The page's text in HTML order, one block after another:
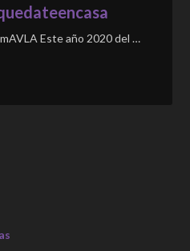
Este año 2020 del …